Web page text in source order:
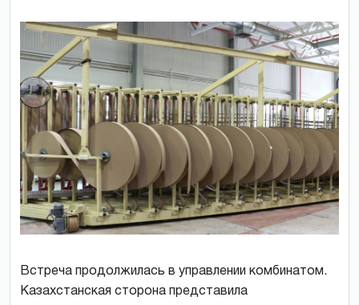
Встреча продолжилась в управлении комбинатом.
Казахстанская сторона представила